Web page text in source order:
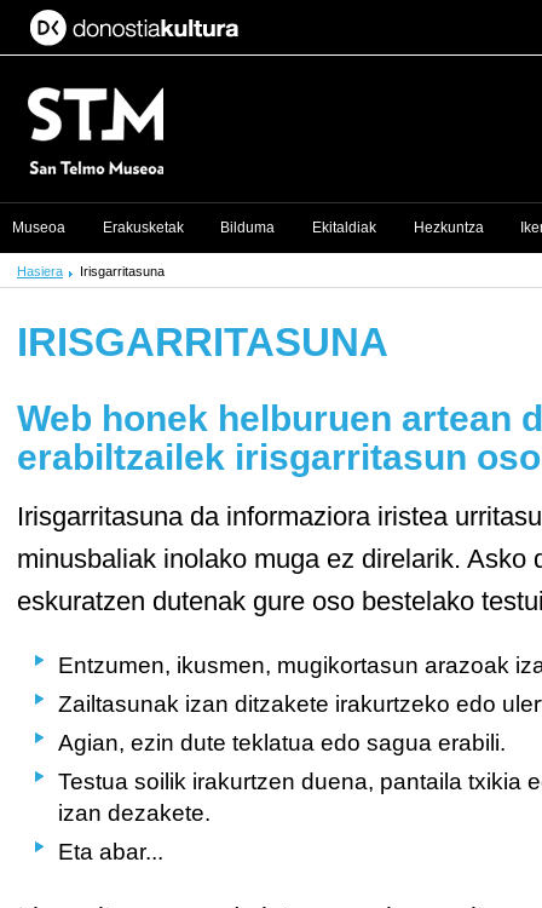
Hasiera Irisgarritasuna
IRISGARRITASUNA
Web honek helburuen artean
erabiltzailek irisgarritasun
Irisgarritasuna da informaziora iristea
minusbaliak inolako muga ez direlarik. Asko
eskuratzen dutenak gure oso bestelako
Entzumen, ikusmen, mugikortasun arazoak
Zailtasunak izan ditzakete irakurtzeko edo
Agian, ezin dute teklatua edo sagua erabili.
Testua soilik irakurtzen duena, pantaila txikia
izan dezakete.
Eta abar...
Museoa Erakusketak Bilduma Ekitaldiak Hezkuntza